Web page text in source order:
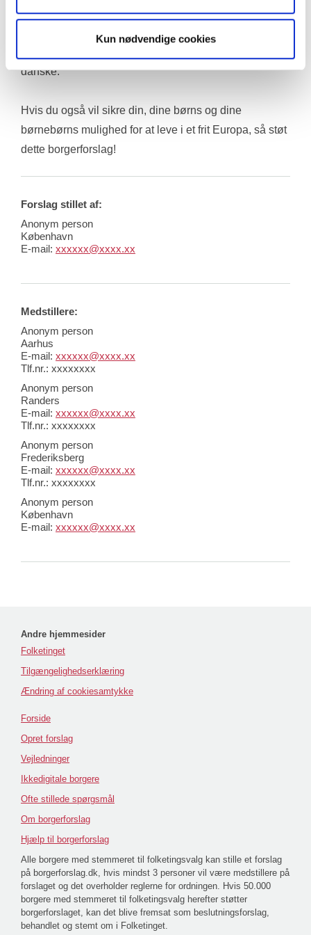
Kun nødvendige cookies
og EU's Charter for Grundlæggende Rettigheder, ikke
har kunnet sikre mobilitetsrettighederne tilstrækkeligt
danske.
Hvis du også vil sikre din, dine børns og dine
børnebørns mulighed for at leve i et frit Europa, så støt
dette borgerforslag!
Forslag stillet af:
Anonym person
København
E-mail: xxxxxx@xxxx.xx
Medstillere:
Anonym person
Aarhus
E-mail: xxxxxx@xxxx.xx
Tlf.nr.: xxxxxxxx
Anonym person
Randers
E-mail: xxxxxx@xxxx.xx
Tlf.nr.: xxxxxxxx
Anonym person
Frederiksberg
E-mail: xxxxxx@xxxx.xx
Tlf.nr.: xxxxxxxx
Anonym person
København
E-mail: xxxxxx@xxxx.xx
Andre hjemmesider
Folketinget
Tilgængelighedserklæring
Ændring af cookiesamtykke
Forside
Opret forslag
Vejledninger
Ikkedigitale borgere
Ofte stillede spørgsmål
Om borgerforslag
Hjælp til borgerforslag
Alle borgere med stemmeret til folketingsvalg kan stille et forslag
på borgerforslag.dk, hvis mindst 3 personer vil være medstillere på
forslaget og det overholder reglerne for ordningen. Hvis 50.000
borgere med stemmeret til folketingsvalg herefter støtter
borgerforslaget, kan det blive fremsat som beslutningsforslag,
behandlet og stemt om i Folketinget.